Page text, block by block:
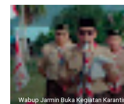
Wabup Jarmin Buka Kegiatan